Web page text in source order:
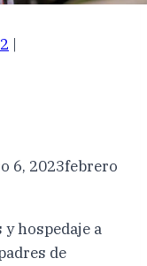
|
6, 2023febrero
hospedaje a
de